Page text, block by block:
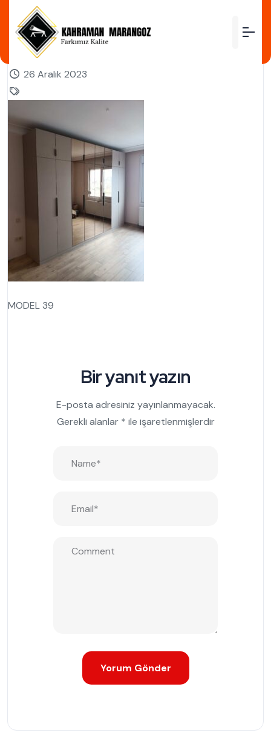
by
26 Aralık 2023
MODEL 39
Bir yanıt yazın
E-posta adresiniz yayınlanmayacak.
Gerekli alanlar * ile işaretlenmişlerdir